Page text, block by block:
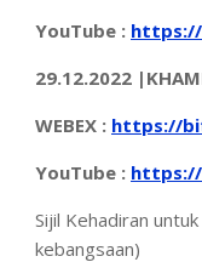
YouTube : https://
29.12.2022
WEBEX : https://
YouTube : https://
Sijil Kehadiran
kebangsaan)